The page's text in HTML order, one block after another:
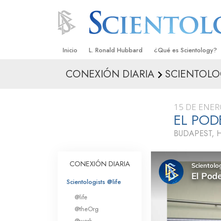
Inicio L. Ronald Hubbard ¿Qué es Scientology?
Creencias y Prácticas
Qué dicen los
Scientology
Conoce a un
Dentro de una Iglesia
Los Principios
Una Introducción a
CONEXIÓN DIARIA
15 DE
EL
BUDAPEST,
CONEXIÓN DIARIA
Scientologists @life
@life
@theOrg